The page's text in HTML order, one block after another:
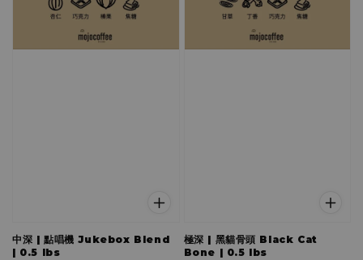
中深 | 點唱機 Jukebox Blend
| 0.5 lbs
極深 | 黑貓骨頭 Black Cat
Bone | 0.5 lbs